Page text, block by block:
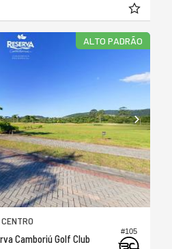
ALTO PADRÃO
#105
CENTRO
Camboriú Golf Club